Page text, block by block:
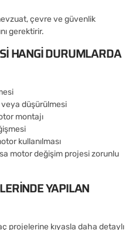
çevre ve güvenlik
gerektirir.
HANGI DURUMLARDA
veya düşürülmesi
montajı
kullanılması
motor değişim projesi zorunlu
YAPILAN
projelerine kıyasla daha detaylı